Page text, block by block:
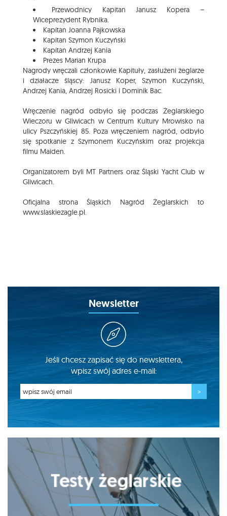
Przewodnicy Kapitan Janusz Kopera –
Wiceprezydent Rybnika.
Kapitan Joanna Pajkowska
Kapitan Szymon Kuczyński
Kapitan Andrzej Kania
Prezes Marian Krupa
Nagrody wręczali członkowie Kapituły, zasłużeni żeglarze
i działacze śląscy: Janusz Koper, Szymon Kuczyński,
Andrzej Kania, Andrzej Rosicki i Dominik Bac.
Wręczenie nagród odbyło się podczas Żeglarskiego
Wieczoru w Gliwicach w Centrum Kultury Mrowisko na
ulicy Pszczyńskiej 85. Poza wręczeniem nagród, odbyło
się spotkanie z Szymonem Kuczyńskim oraz projekcja
filmu Maiden.
Organizatorem byli MT Partners oraz Śląski Yacht Club w
Gliwicach.
Oficjalna strona Śląskich Nagród Żeglarskich to
www.slaskiezagle.pl.
Newsletter
Jeśli chcesz zapisać się do newslettera,
wpisz swój adres e-mail: